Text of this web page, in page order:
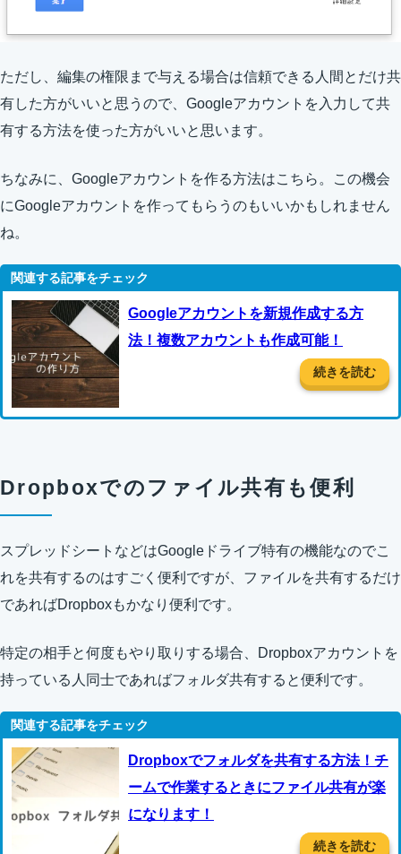
ただし、編集の権限まで与える場合は信頼できる人間とだけ共
有した方がいいと思うので、Googleアカウントを入力して共
有する方法を使った方がいいと思います。
ちなみに、Googleアカウントを作る方法はこちら。この機会
にGoogleアカウントを作ってもらうのもいいかもしれません
ね。
Googleアカウントを新規作成する方
法！複数アカウントも作成可能！
続きを読む
Dropboxでのファイル共有も便利
スプレッドシートなどはGoogleドライブ特有の機能なのでこ
れを共有するのはすごく便利ですが、ファイルを共有するだけ
であればDropboxもかなり便利です。
特定の相手と何度もやり取りする場合、Dropboxアカウントを
持っている人同士であればフォルダ共有すると便利です。
Dropboxでフォルダを共有する方法！チ
ームで作業するときにファイル共有が楽
になります！
続きを読む